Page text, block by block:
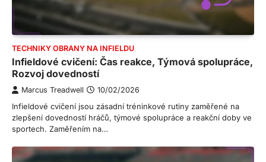
TECHNIKY OBRANY NA INFIELDU
Infieldové cvičení: Čas reakce, Týmová spolupráce,
Rozvoj dovedností
Marcus Treadwell 10/02/2026
Infieldové cvičení jsou zásadní tréninkové rutiny zaměřené na
zlepšení dovedností hráčů, týmové spolupráce a reakční doby ve
sportech. Zaměřením na…